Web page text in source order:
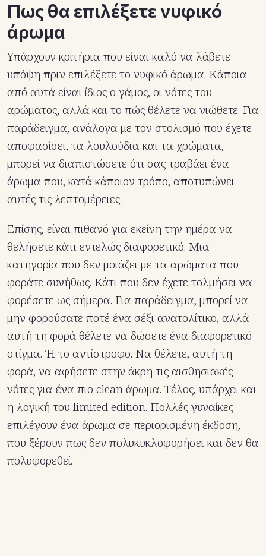
Πως θα επιλέξετε νυφικό
άρωμα
Υπάρχουν κριτήρια που είναι καλό να λάβετε
υπόψη πριν επιλέξετε το νυφικό άρωμα. Κάποια
από αυτά είναιίδιος ο γάμος, οι νότες του
αρώματος, αλλά και το πώς θέλετε να νιώθετε. Για
παράδειγμα, ανάλογα με τον στολισμό που έχετε
αποφασίσει, τα λουλούδια και τα χρώματα,
μπορεί να διαπιστώσετε ότι σας τραβάει ένα
άρωμα που, κατά κάποιον τρόπο, αποτυπώνει
αυτές τις λεπτομέρειες.
Επίσης, είναι πιθανό για εκείνη την ημέρα να
θελήσετε κάτι εντελώς διαφορετικό. Μια
κατηγορία που δεν μοιάζει με τα αρώματα που
φοράτε συνήθως. Kάτι που δεν έχετε τολμήσει να
φορέσετε ως σήμερα. Για παράδειγμα, μπορεί να
μην φορούσατε ποτέ ένα σέξι ανατολίτικο, αλλά
αυτή τη φορά θέλετε να δώσετε ένα διαφορετικό
στίγμα. Ή το αντίστροφο. Να θέλετε, αυτή τη
φορά, να αφήσετε στην άκρη τις αισθησιακές
νότες για ένα πιο clean άρωμα. Τέλος, υπάρχει και
η λογική του limited edition. Πολλές γυναίκες
επιλέγουν ένα άρωμα σε περιορισμένη έκδοση,
που ξέρουν πως δεν πολυκυκλοφορήσει και δεν θα
πολυφορεθεί.